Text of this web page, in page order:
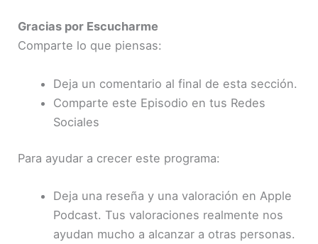
Gracias por Escucharme
Comparte lo que piensas:
Deja un comentario al final de esta sección.
Comparte este Episodio en tus Redes
Sociales
Para ayudar a crecer este programa:
Deja una reseña y una valoración en Apple
Podcast. Tus valoraciones realmente nos
ayudan mucho a alcanzar a otras personas.